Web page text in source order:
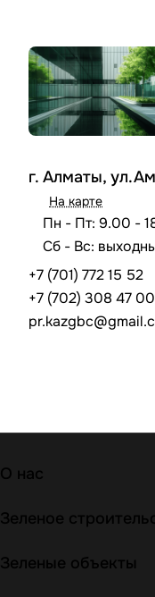
г. Алматы,
На карте
Пн - Пт: 9.00 -
Сб - Вс:
+7 (701) 772 15 52
+7 (702) 308 47 00
О нас
Зеленое
Зеленые объекты